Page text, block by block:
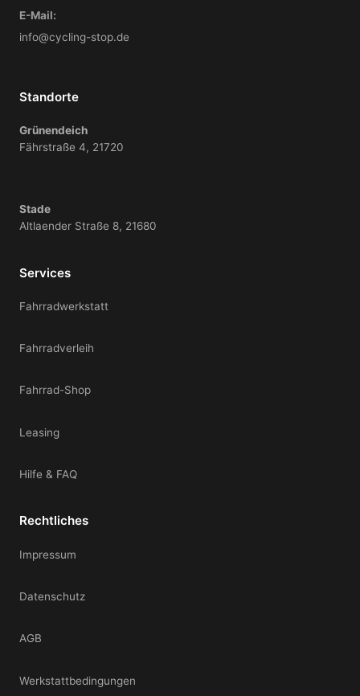
E-Mail:
info@cycling-stop.de
Standorte
Grünendeich
Fährstraße 4, 21720
Stade
Altlaender Straße 8, 21680
Services
Fahrradwerkstatt
Fahrradverleih
Fahrrad-Shop
Leasing
Hilfe & FAQ
Rechtliches
Impressum
Datenschutz
AGB
Werkstattbedingungen